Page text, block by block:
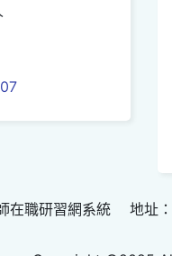
在職研習網系統 地址